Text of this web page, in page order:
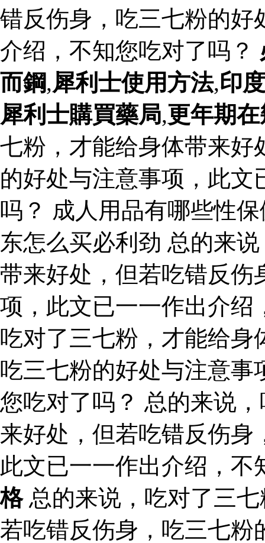
错反伤身，吃三七粉的好
介绍，不知您吃对了吗？
而鋼,犀利士使用方法,印
犀利士購買藥局,更年期
七粉，才能给身体带来好
的好处与注意事项，此
吗？ 成人用品有哪些性
东怎么买必利劲 总的来
带来好处，但若吃错反伤
项，此文已一一作出介绍
吃对了三七粉，才能给身
吃三七粉的好处与注意事
您吃对了吗？ 总的来说
来好处，但若吃错反伤身
此文已一一作出介绍，
格总的来说，吃对了三
若吃错反伤身，吃三七粉